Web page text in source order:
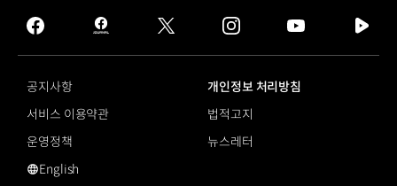
GROUP
facebook
hmg
journal
twitter instagram
tv
공지사항
개인정보 처리방침
서비스 이용약관
법적고지
운영정책
뉴스레터
영문 사이트로 이동
English